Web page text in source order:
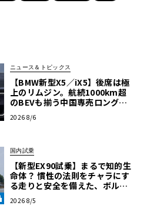
ニュース＆トピックス
【BMW新型X5／iX5】後席は極
上のリムジン。航続1000km超
のBEVも揃う中国専売ロング仕
2026 8/6
国内試乗
【新型EX90試乗】まるで知的生
命体？ 慣性の法則をチャラにす
る走りと安全を備えた、ボルボ
AB》
2026 8/5